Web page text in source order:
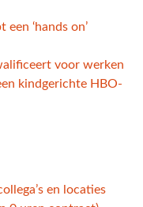
‘hands on’
voor werken
kindgerichte HBO-
en locaties